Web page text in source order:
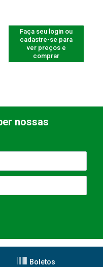
Faça seu login ou
cadastre-se para
ver preços e
comprar
nossas
Boletos